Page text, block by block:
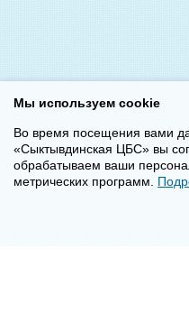
Мы используем cookie
Во время посещения вами
«Сыктывдинская ЦБС» вы
обрабатываем ваши
метрических программ.